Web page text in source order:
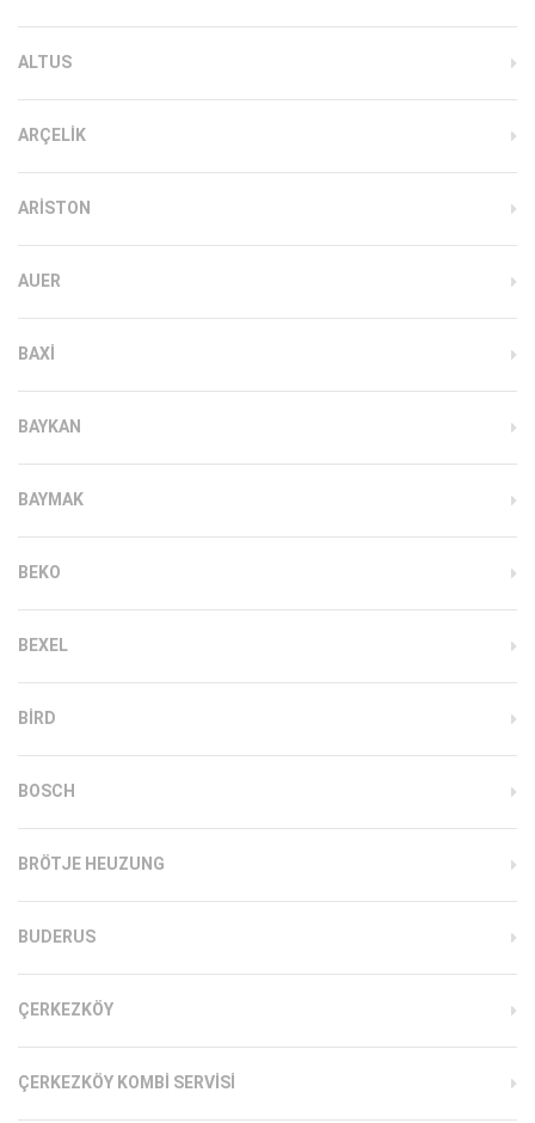
ALTUS
ARÇELIK
ARISTON
AUER
BAXI
BAYKAN
BAYMAK
BEKO
BEXEL
BIRD
BOSCH
BRÖTJE HEUZUNG
BUDERUS
ÇERKEZKÖY
ÇERKEZKÖY KOMBI SERVISI